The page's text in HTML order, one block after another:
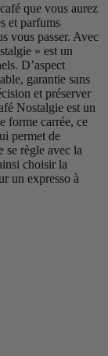
que vous aurez
et parfums
vous passer. Avec
» est un
D’aspect
garantie sans
et préserver
Nostalgie est un
forme carrée, ce
permet de
se règle avec la
choisir la
un expresso à